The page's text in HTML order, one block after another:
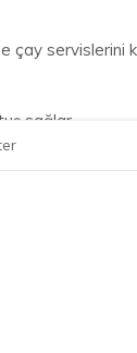
çay servislerini
sağlar.